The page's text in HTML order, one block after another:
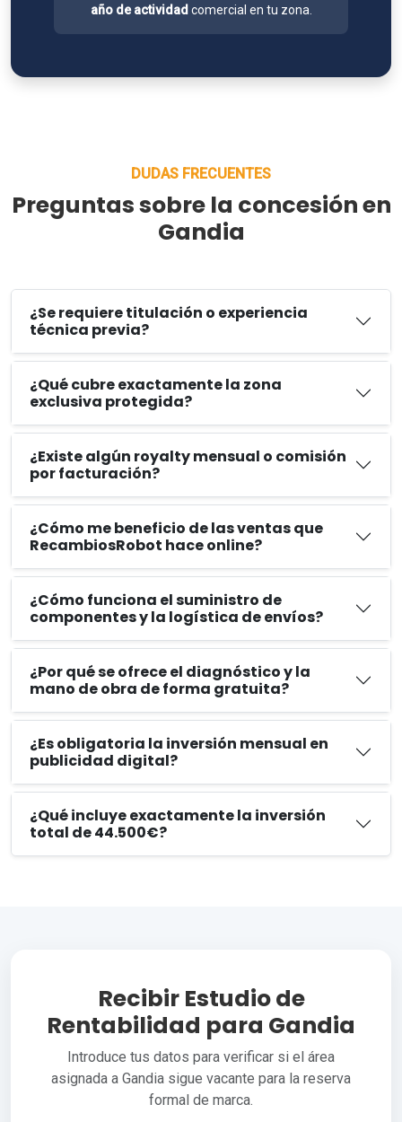
año de actividad comercial en tu zona.
DUDAS FRECUENTES
Preguntas sobre la concesión en
Gandia
¿Se requiere titulación o experiencia
técnica previa?
¿Qué cubre exactamente la zona
exclusiva protegida?
¿Existe algún royalty mensual o comisión
por facturación?
¿Cómo me beneficio de las ventas que
RecambiosRobot hace online?
¿Cómo funciona el suministro de
componentes y la logística de envíos?
¿Por qué se ofrece el diagnóstico y la
mano de obra de forma gratuita?
¿Es obligatoria la inversión mensual en
publicidad digital?
¿Qué incluye exactamente la inversión
total de 44.500€?
Recibir Estudio de
Rentabilidad para Gandia
Introduce tus datos para verificar si el área
asignada a Gandia sigue vacante para la reserva
formal de marca.